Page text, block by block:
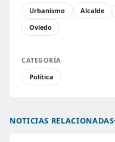
Urbanismo
Alcalde
Oviedo
CATEGORÍA
Política
NOTICIAS RELACIONADAS